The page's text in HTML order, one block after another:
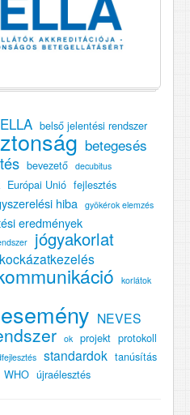
belső jelentési rendszer
betegesés
bevezető decubitus
Európai Unió fejlesztés
hiba gyökérok elemzés
eredmények
jógyakorlat
kockázatkezelés
korlátok
NEVES
ok projekt protokoll
standardok tanúsítás
WHO újraélesztés